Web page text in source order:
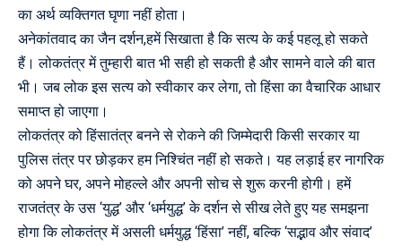
का अर्थ व्यक्तिगत घृणा नहीं होता।
अनेकांतवाद का जैन दर्शन,हमें सिखाता है कि सत्य के कई पहलू हो सकते
हैं। लोकतंत्र में तुम्हारी बात भी सही हो सकती है और सामने वाले की बात
भी। जब लोक इस सत्य को स्वीकार कर लेगा, तो हिंसा का वैचारिक आधार
समाप्त हो जाएगा।
लोकतंत्र को हिंसातंत्र बनने से रोकने की जिम्मेदारी किसी सरकार या
पुलिस तंत्र पर छोड़कर हम निश्चिंत नहीं हो सकते। यह लड़ाई हर नागरिक
को अपने घर, अपने मोहल्ले और अपनी सोच से शुरू करनी होगी। हमें
राजतंत्र के उस ‘युद्ध’ और ‘धर्मयुद्ध’ के दर्शन से सीख लेते हुए यह समझना
होगा कि लोकतंत्र में असली धर्मयुद्ध ‘हिंसा’ नहीं, बल्कि ‘सद्भाव और संवाद’